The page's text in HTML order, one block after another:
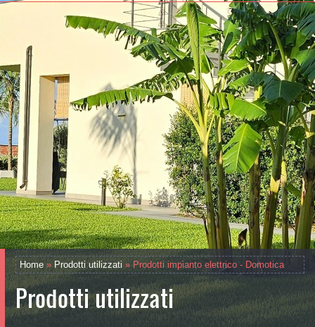
Home » Prodotti utilizzati » Prodotti impianto elettrico - Domotica
Prodotti utilizzati